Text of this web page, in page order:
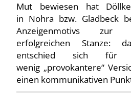
Mut bewiesen hat
in Nohra bzw. Gladbeck
Anzeigenmotivs zur
erfolgreichen Stanze:
entschied sich
wenig „provokantere“
einen kommunikativen